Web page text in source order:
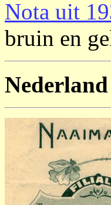
Nota uit
bruin en
Nederland